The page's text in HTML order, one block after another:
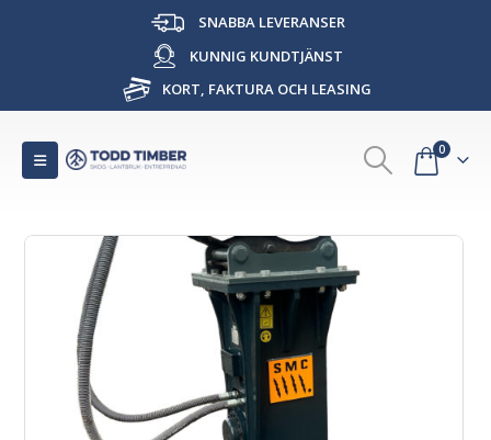
SNABBA LEVERANSER
KUNNIG KUNDTJÄNST
KORT, FAKTURA OCH LEASING
0